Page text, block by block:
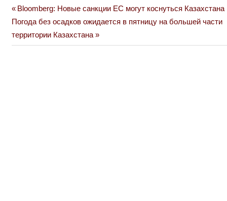
Навигация
по
Previous
Post:
Bloomberg: Новые санкции ЕС могут коснуться Казахстана
Next
Post:
Погода без осадков ожидается в пятницу на большей части
территории Казахстана